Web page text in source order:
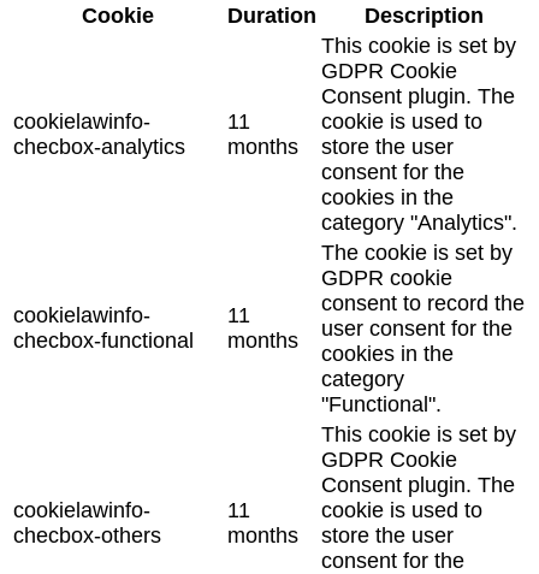
Cookie
Duration Description
cookielawinfo-
checbox-analytics
11
months
This cookie is set by
GDPR Cookie
Consent plugin. The
cookie is used to
store the user
consent for the
cookies in the
category "Analytics".
cookielawinfo-
checbox-functional
11
months
The cookie is set by
GDPR cookie
consent to record the
user consent for the
cookies in the
category
"Functional".
cookielawinfo-
checbox-others
11
months
This cookie is set by
GDPR Cookie
Consent plugin. The
cookie is used to
store the user
consent for the